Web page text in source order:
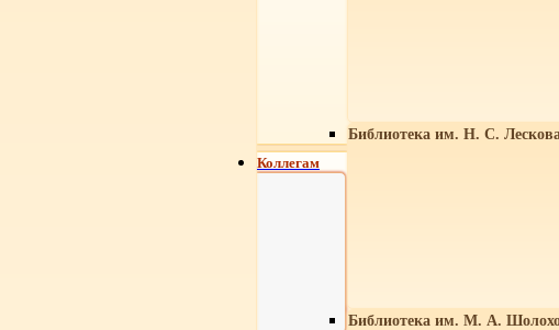
Библиотека им. Н. С.
Библиотека им. М. А.
Коллегам